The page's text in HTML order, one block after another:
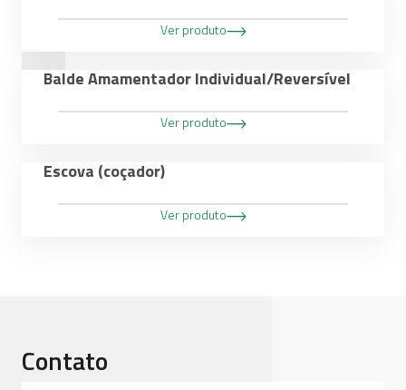
Teats
Ver produto
Balde Amamentador Individual/Reversível
Ver produto
Escova (coçador)
Ver produto
Contato